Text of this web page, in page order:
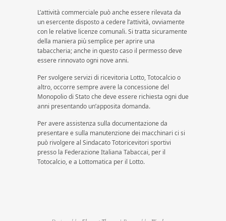
L’attività commerciale può anche essere rilevata da
un esercente disposto a cedere l’attività, ovviamente
con le relative licenze comunali. Si tratta sicuramente
della maniera più semplice per aprire una
tabaccheria; anche in questo caso il permesso deve
essere rinnovato ogni nove anni.
Per svolgere servizi di ricevitoria Lotto, Totocalcio o
altro, occorre sempre avere la concessione del
Monopolio di Stato che deve essere richiesta ogni due
anni presentando un’apposita domanda.
Per avere assistenza sulla documentazione da
presentare e sulla manutenzione dei macchinari ci si
può rivolgere al Sindacato Totoricevitori sportivi
presso la Federazione Italiana Tabaccai, per il
Totocalcio, e a Lottomatica per il Lotto.